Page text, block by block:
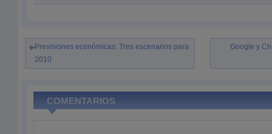
Previsiones económicas: Tres escenarios para
2010
Google y
COMENTARIOS